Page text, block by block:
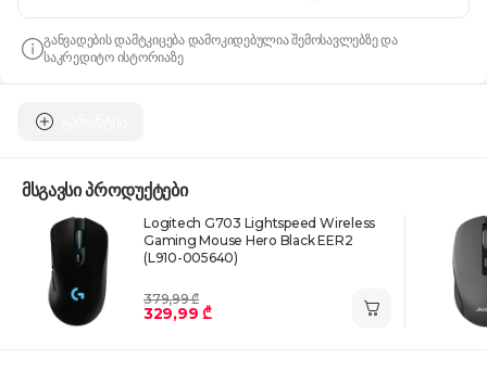
განვადების დამტკიცება დამოკიდებულია შემოსავლებზე და
საკრედიტო ისტორიაზე
მსგავსი პროდუქტები
Logitech G703 Lightspeed Wireless
Gaming Mouse Hero Black EER2
(L910-005640)
379,99 ₾
329,99 ₾